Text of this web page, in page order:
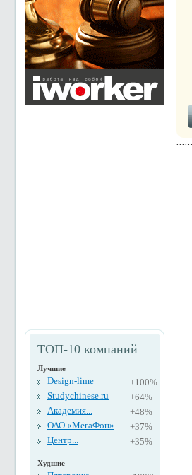
ТОП-10 компаний
Лучшие
Design-lime
+100%
Studychinese.ru
+64%
Академия...
+48%
ОАО «МегаФон»
+37%
Центр...
+35%
Худшие